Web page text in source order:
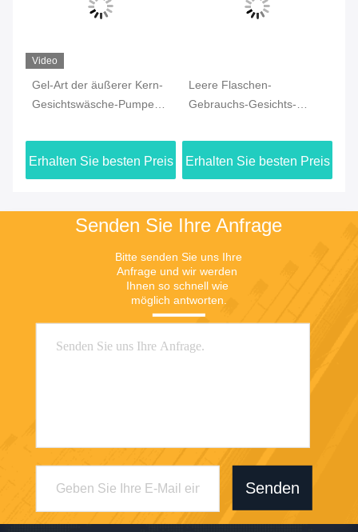
Art der äußerer Kern-
Pumpen-
Sie besten Preis
Leere Flaschen-
Gebrauchs-Gesichts-
Zufuhr Skincare 100ml
Erhalten Sie besten Preis Erhalten
Senden Sie Ihre Anfrage
Bitte senden Sie uns Ihre
Anfrage und wir werden
Ihnen so schnell wie
möglich antworten.
Senden